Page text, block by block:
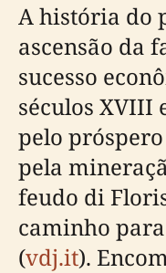
A história do
ascensão da
sucesso
séculos XVIII
pelo
pela
feudo di
caminho
(vdj.it).